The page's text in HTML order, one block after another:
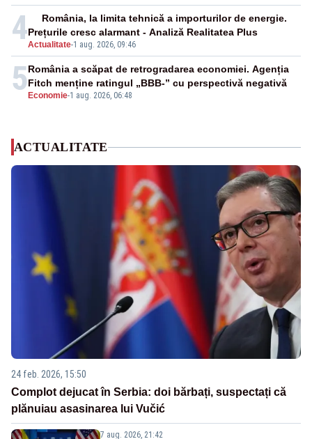
4Actualitate-1 aug. 2026, 09:46
România, la limita tehnică a importurilor de energie.
Prețurile cresc alarmant - Analiză Realitatea Plus
5 Economie-1 aug. 2026, 06:48
România a scăpat de retrogradarea economiei. Agenția
Fitch menține ratingul „BBB-” cu perspectivă negativă
ACTUALITATE
24 feb. 2026, 15:50
Complot dejucat în Serbia: doi bărbați, suspectați că
plănuiau asasinarea lui Vučić
7 aug. 2026, 21:42